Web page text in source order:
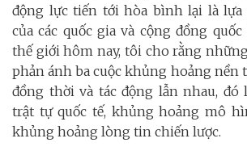
động lực tiến tới hòa bình lại là lựa
của các quốc gia và cộng đồng
thế giới hôm nay, tôi cho rằng
phản ánh ba cuộc khủng hoảng nền
đồng thời và tác động lẫn nhau, đó
trật tự quốc tế, khủng hoảng mô
khủng hoảng lòng tin chiến lược.